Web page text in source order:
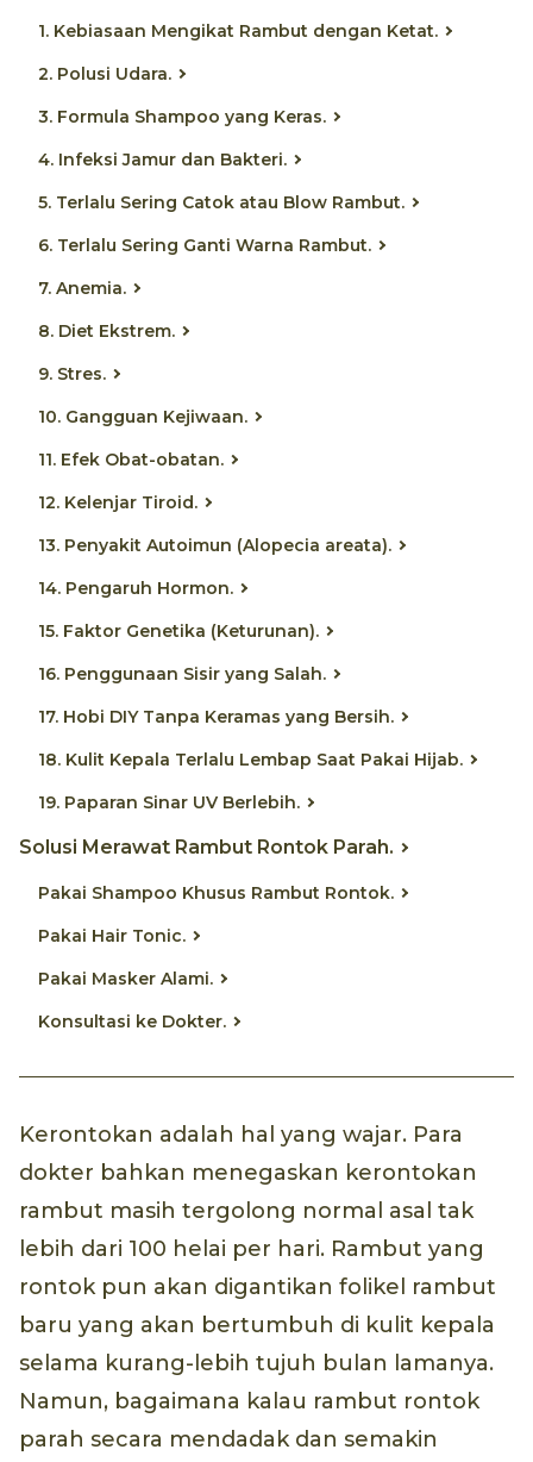
1. Kebiasaan Mengikat Rambut dengan Ketat.
2. Polusi Udara.
3. Formula Shampoo yang Keras.
4. Infeksi Jamur dan Bakteri.
5. Terlalu Sering Catok atau Blow Rambut.
6. Terlalu Sering Ganti Warna Rambut.
7. Anemia.
8. Diet Ekstrem.
9. Stres.
10. Gangguan Kejiwaan.
11. Efek Obat-obatan.
12. Kelenjar Tiroid.
13. Penyakit Autoimun (Alopecia areata).
14. Pengaruh Hormon.
15. Faktor Genetika (Keturunan).
16. Penggunaan Sisir yang Salah.
17. Hobi DIY Tanpa Keramas yang Bersih.
18. Kulit Kepala Terlalu Lembap Saat Pakai Hijab.
19. Paparan Sinar UV Berlebih.
Solusi Merawat Rambut Rontok Parah.
Pakai Shampoo Khusus Rambut Rontok.
Pakai Hair Tonic.
Pakai Masker Alami.
Konsultasi ke Dokter.
Kerontokan adalah hal yang wajar. Para
dokter bahkan menegaskan kerontokan
rambut masih tergolong normal asal tak
lebih dari 100 helai per hari. Rambut yang
rontok pun akan digantikan folikel rambut
baru yang akan bertumbuh di kulit kepala
selama kurang-lebih tujuh bulan lamanya.
Namun, bagaimana kalau rambut rontok
parah secara mendadak dan semakin